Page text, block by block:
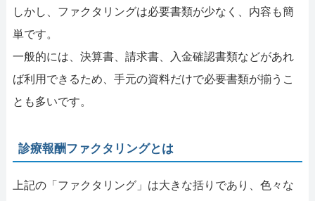
しかし、ファクタリングは必要書類が少なく、内容も簡
単です。
一般的には、決算書、請求書、入金確認書類などがあれ
ば利用できるため、手元の資料だけで必要書類が揃うこ
とも多いです。
診療報酬ファクタリングとは
上記の「ファクタリング」は大きな括りであり、色々な